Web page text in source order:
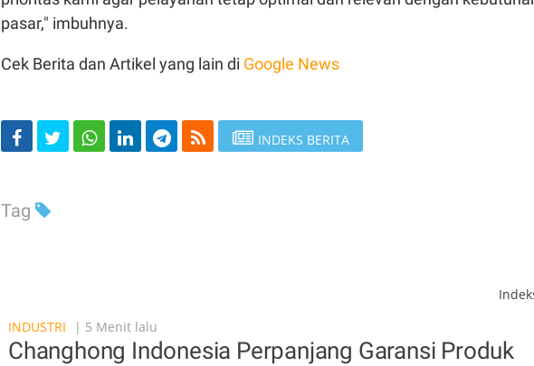
pasar," imbuhnya.
Cek Berita dan Artikel yang lain di Google News
INDEKS BERITA
Tag
INDUSTRI
| 5 Menit lalu
Changhong Indonesia Perpanjang Garansi Produk